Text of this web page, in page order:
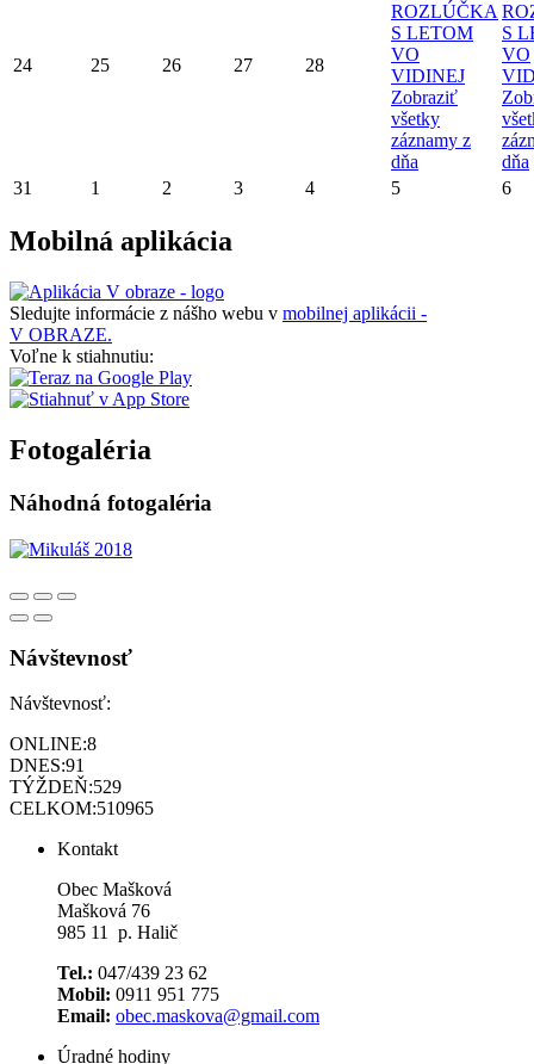
24 25 26 27 28
ROZLÚČKA
S LETOM
VO
VIDINEJ
Zobraziť
všetky
záznamy z
dňa
S
VO
dňa
31
1 2 3 4 5 6
Mobilná aplikácia
Sledujte informácie z nášho webu v mobilnej aplikácii -
V OBRAZE.
Voľne k stiahnutiu:
Fotogaléria
Náhodná fotogaléria
Návštevnosť
Návštevnosť:
ONLINE:8
DNES:91
TÝŽDEŇ:529
CELKOM:510965
Kontakt
Obec Mašková
Mašková 76
985 11 p. Halič
Tel.: 047/439 23 62
Mobil: 0911 951 775
Email: obec.maskova@gmail.com
Úradné hodiny